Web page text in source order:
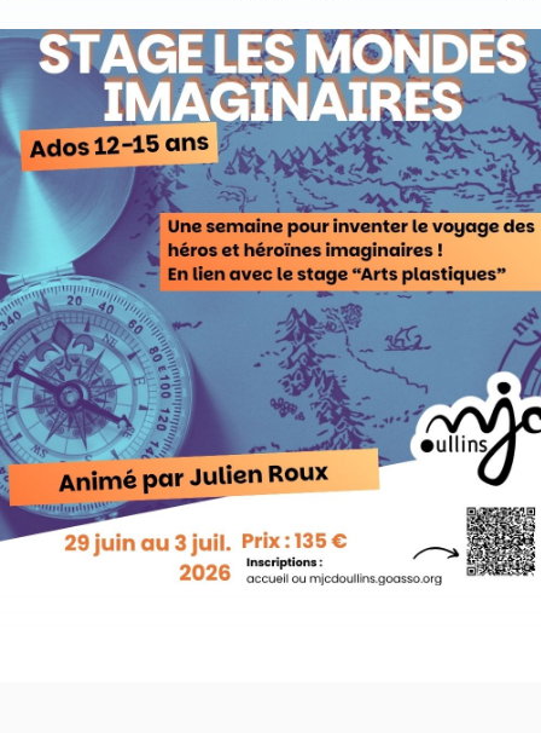
Stage ados : Les Mondes imaginaires
Animé par Julien Roux
On a initié la 1ère édition l’an dernier, avec un joli succès.
Cette année, on réitère, mais on scinde les arts plastiques
et le conte. Avec Julien, ils vont inventer les personnages,
l’univers, l’histoire, et nous aurons le plaisir d’entendre le
conte lu en fin de semaine, mais cette fois sur la scène du
Plateau, avec mise en lumière et mise en scène.
Tarif : 135 €
Adhésion annuelle obligatoire
Du 29 juin au 3 juillet 2026
S'INSCRIRE